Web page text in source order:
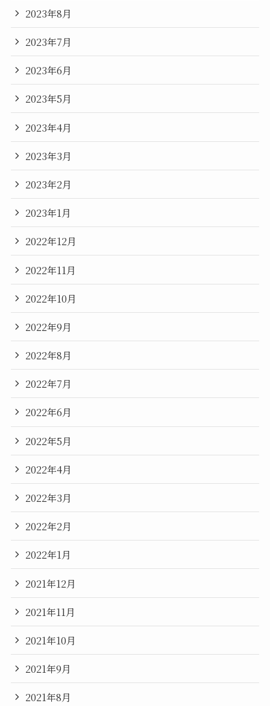
2023年8月
2023年7月
2023年6月
2023年5月
2023年4月
2023年3月
2023年2月
2023年1月
2022年12月
2022年11月
2022年10月
2022年9月
2022年8月
2022年7月
2022年6月
2022年5月
2022年4月
2022年3月
2022年2月
2022年1月
2021年12月
2021年11月
2021年10月
2021年9月
2021年8月